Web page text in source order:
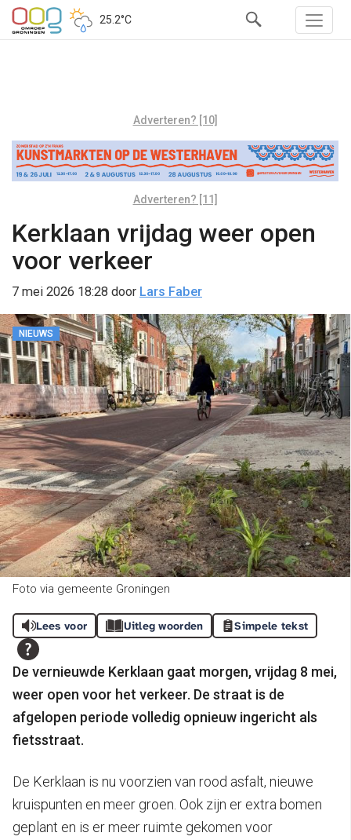
25.2°C
Adverteren? [10]
Adverteren? [11]
Kerklaan vrijdag weer open
voor verkeer
7 mei 2026 18:28 door Lars Faber
NIEUWS
Foto via gemeente Groningen
Lees voor Uitleg woorden Simpele tekst
De vernieuwde Kerklaan gaat morgen, vrijdag 8 mei,
weer open voor het verkeer. De straat is de
afgelopen periode volledig opnieuw ingericht als
fietsstraat.
De Kerklaan is nu voorzien van rood asfalt, nieuwe
kruispunten en meer groen. Ook zijn er extra bomen
geplant en is er meer ruimte gekomen voor